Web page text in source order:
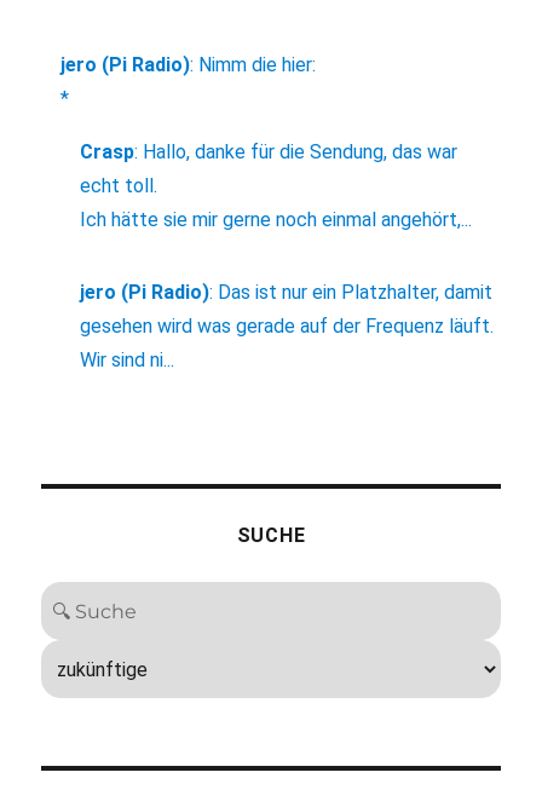
jero (Pi Radio): Nimm die hier:
*
Crasp: Hallo, danke für die Sendung, das war
echt toll.
Ich hätte sie mir gerne noch einmal angehört,...
jero (Pi Radio): Das ist nur ein Platzhalter, damit
gesehen wird was gerade auf der Frequenz läuft.
Wir sind ni...
SUCHE